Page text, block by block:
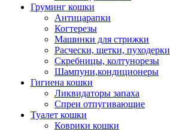
Груминг кошки
Антицарапки
Когтерезы
Машинки для стрижки
Расчески, щетки, пуходерки
Скребницы, колтунорезы
Шампуни,кондиционеры
Гигиена кошки
Ликвидаторы запаха
Спреи отпугивающие
Туалет кошки
Коврики кошки